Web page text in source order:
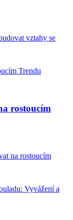
vztahy se
rostoucím
na rostoucím